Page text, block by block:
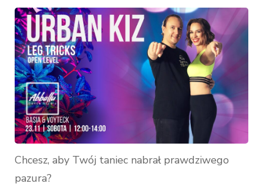
Chcesz, aby Twój taniec nabrał prawdziwego
pazura?